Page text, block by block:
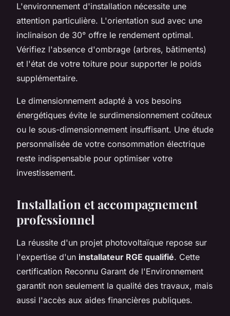
L'environnement d'installation nécessite une
attention particulière. L'orientation sud avec une
inclinaison de 30° offre le rendement optimal.
Vérifiez l'absence d'ombrage (arbres, bâtiments)
et l'état de votre toiture pour supporter le poids
supplémentaire.
Le dimensionnement adapté à vos besoins
énergétiques évite le surdimensionnement coûteux
ou le sous-dimensionnement insuffisant. Une étude
personnalisée de votre consommation électrique
reste indispensable pour optimiser votre
investissement.
Installation et accompagnement
professionnel
La réussite d'un projet photovoltaïque repose sur
l'expertise d'un installateur RGE qualifié. Cette
certification Reconnu Garant de l'Environnement
garantit non seulement la qualité des travaux, mais
aussi l'accès aux aides financières publiques.